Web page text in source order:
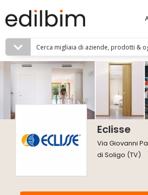
Eclisse
Via Giovanni
di Soligo (TV)